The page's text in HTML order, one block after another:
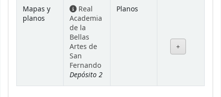
Mapas y
planos
Real
Academia
de la
Bellas
Artes de
San
Fernando
Depósito 2
Planos